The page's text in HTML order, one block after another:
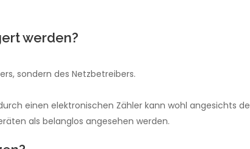
werden?
sondern des Netzbetreibers.
einen elektronischen Zähler kann wohl angesichts
als belanglos angesehen werden.